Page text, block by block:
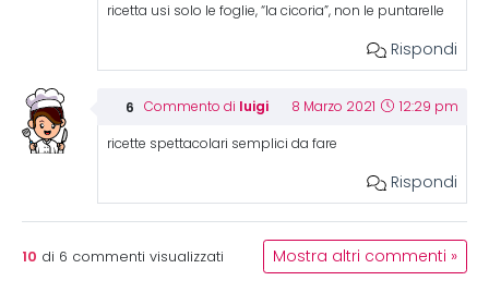
ricetta usi solo le foglie, “la cicoria”, non le puntarelle
Rispondi
Commento di luigi 8 Marzo 2021 12:29 pm
ricette spettacolari semplici da fare
Rispondi
10 di 6 commenti visualizzati Mostra altri commenti »